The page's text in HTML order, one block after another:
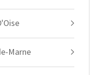
Marne